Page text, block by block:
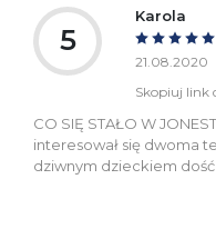
5
Karola
21.08.2020
Skopiuj link
CO SIĘ STAŁO W
interesował się dwoma
dziwnym dzieckiem dość